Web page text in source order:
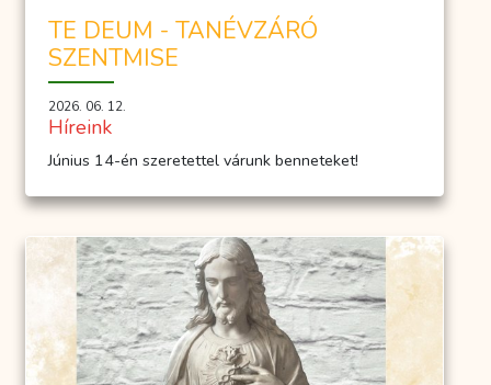
TE DEUM - TANÉVZÁRÓ
SZENTMISE
2026. 06. 12.
Híreink
Június 14-én szeretettel várunk benneteket!